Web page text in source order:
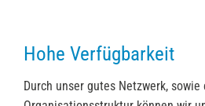
Hohe Verfügbarkeit
Durch unser gutes Netzwerk,